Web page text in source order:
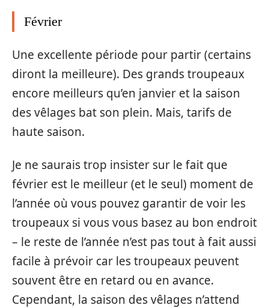
Février
Une excellente période pour partir (certains
diront la meilleure). Des grands troupeaux
encore meilleurs qu’en janvier et la saison
des vêlages bat son plein. Mais, tarifs de
haute saison.
Je ne saurais trop insister sur le fait que
février est le meilleur (et le seul) moment de
l’année où vous pouvez garantir de voir les
troupeaux si vous vous basez au bon endroit
– le reste de l’année n’est pas tout à fait aussi
facile à prévoir car les troupeaux peuvent
souvent être en retard ou en avance.
Cependant, la saison des vêlages n’attend